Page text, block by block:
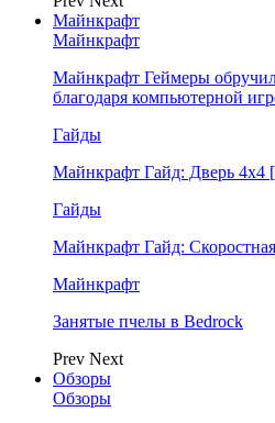
Майнкрафт
Майнкрафт
Майнкрафт Геймеры
благодаря компьютерной
Гайды
Майнкрафт Гайд: Дверь 4х4
Гайды
Майнкрафт Гайд:
Майнкрафт
Занятые пчелы в Bedrock
Prev Next
Обзоры
Обзоры